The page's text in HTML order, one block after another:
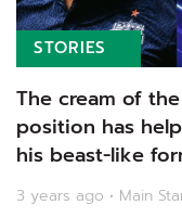
STORIES
The cream of
position has
his beast-like
3 years ago • Main